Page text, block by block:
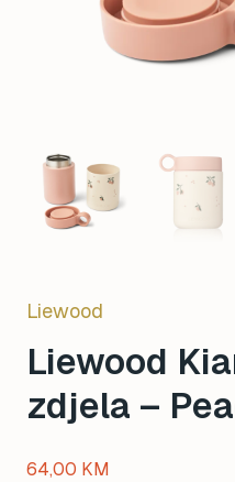
Liewood
Liewood
zdjela –
64,00 KM